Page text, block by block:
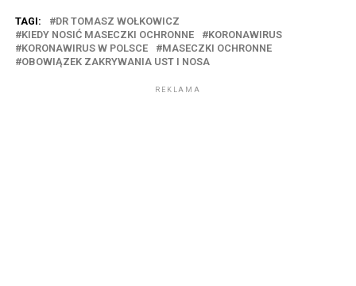
TAGI:
DR TOMASZ WOŁKOWICZ
KIEDY NOSIĆ MASECZKI OCHRONNE
KORONAWIRUS
KORONAWIRUS W POLSCE
MASECZKI OCHRONNE
OBOWIĄZEK ZAKRYWANIA UST I NOSA
REKLAMA